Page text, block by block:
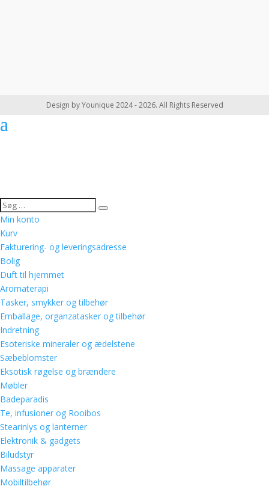
Design by Younique 2024 - 2026. All Rights Reserved
Min konto
Kurv
Fakturering- og leveringsadresse
Bolig
Duft til hjemmet
Aromaterapi
Tasker, smykker og tilbehør
Emballage, organzatasker og tilbehør
Indretning
Esoteriske mineraler og ædelstene
Sæbeblomster
Eksotisk røgelse og brændere
Møbler
Badeparadis
Te, infusioner og Rooibos
Stearinlys og lanterner
Elektronik & gadgets
Biludstyr
Massage apparater
Mobiltilbehør